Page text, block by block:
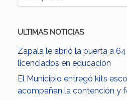
ULTIMAS NOTICIAS
Zapala le abrió la puerta a
licenciados en educación
El Municipio entregó kits
acompañan la contención y